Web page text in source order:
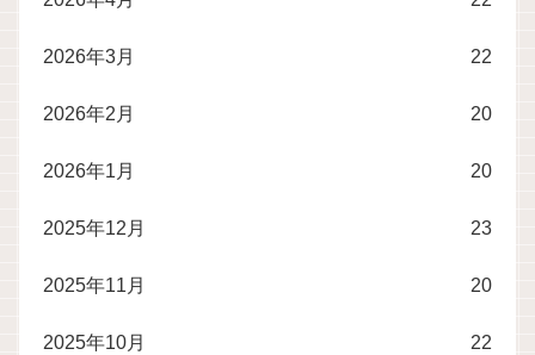
2026年3月 22
2026年2月 20
2026年1月 20
2025年12月 23
2025年11月 20
2025年10月 22